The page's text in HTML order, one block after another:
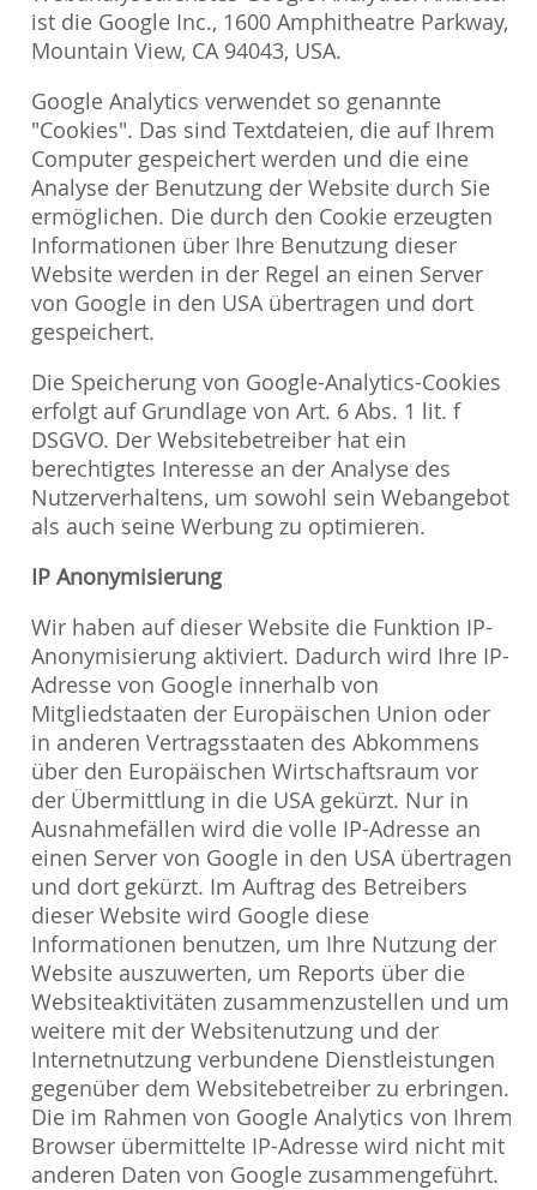
ist die Google Inc., 1600 Amphitheatre Parkway,
Mountain View, CA 94043, USA.
Google Analytics verwendet so genannte
"Cookies". Das sind Textdateien, die auf Ihrem
Computer gespeichert werden und die eine
Analyse der Benutzung der Website durch Sie
ermöglichen. Die durch den Cookie erzeugten
Informationen über Ihre Benutzung dieser
Website werden in der Regel an einen Server
von Google in den USA übertragen und dort
gespeichert.
Die Speicherung von Google-Analytics-Cookies
erfolgt auf Grundlage von Art. 6 Abs. 1 lit. f
DSGVO. Der Websitebetreiber hat ein
berechtigtes Interesse an der Analyse des
Nutzerverhaltens, um sowohl sein Webangebot
als auch seine Werbung zu optimieren.
IP Anonymisierung
Wir haben auf dieser Website die Funktion IP-
Anonymisierung aktiviert. Dadurch wird Ihre IP-
Adresse von Google innerhalb von
Mitgliedstaaten der Europäischen Union oder
in anderen Vertragsstaaten des Abkommens
über den Europäischen Wirtschaftsraum vor
der Übermittlung in die USA gekürzt. Nur in
Ausnahmefällen wird die volle IP-Adresse an
einen Server von Google in den USA übertragen
und dort gekürzt. Im Auftrag des Betreibers
dieser Website wird Google diese
Informationen benutzen, um Ihre Nutzung der
Website auszuwerten, um Reports über die
Websiteaktivitäten zusammenzustellen und um
weitere mit der Websitenutzung und der
Internetnutzung verbundene Dienstleistungen
gegenüber dem Websitebetreiber zu erbringen.
Die im Rahmen von Google Analytics von Ihrem
Browser übermittelte IP-Adresse wird nicht mit
anderen Daten von Google zusammengeführt.